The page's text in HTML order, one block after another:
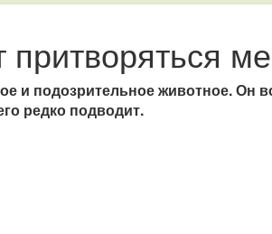
притворяться
и подозрительное животное. Он
редко подводит.